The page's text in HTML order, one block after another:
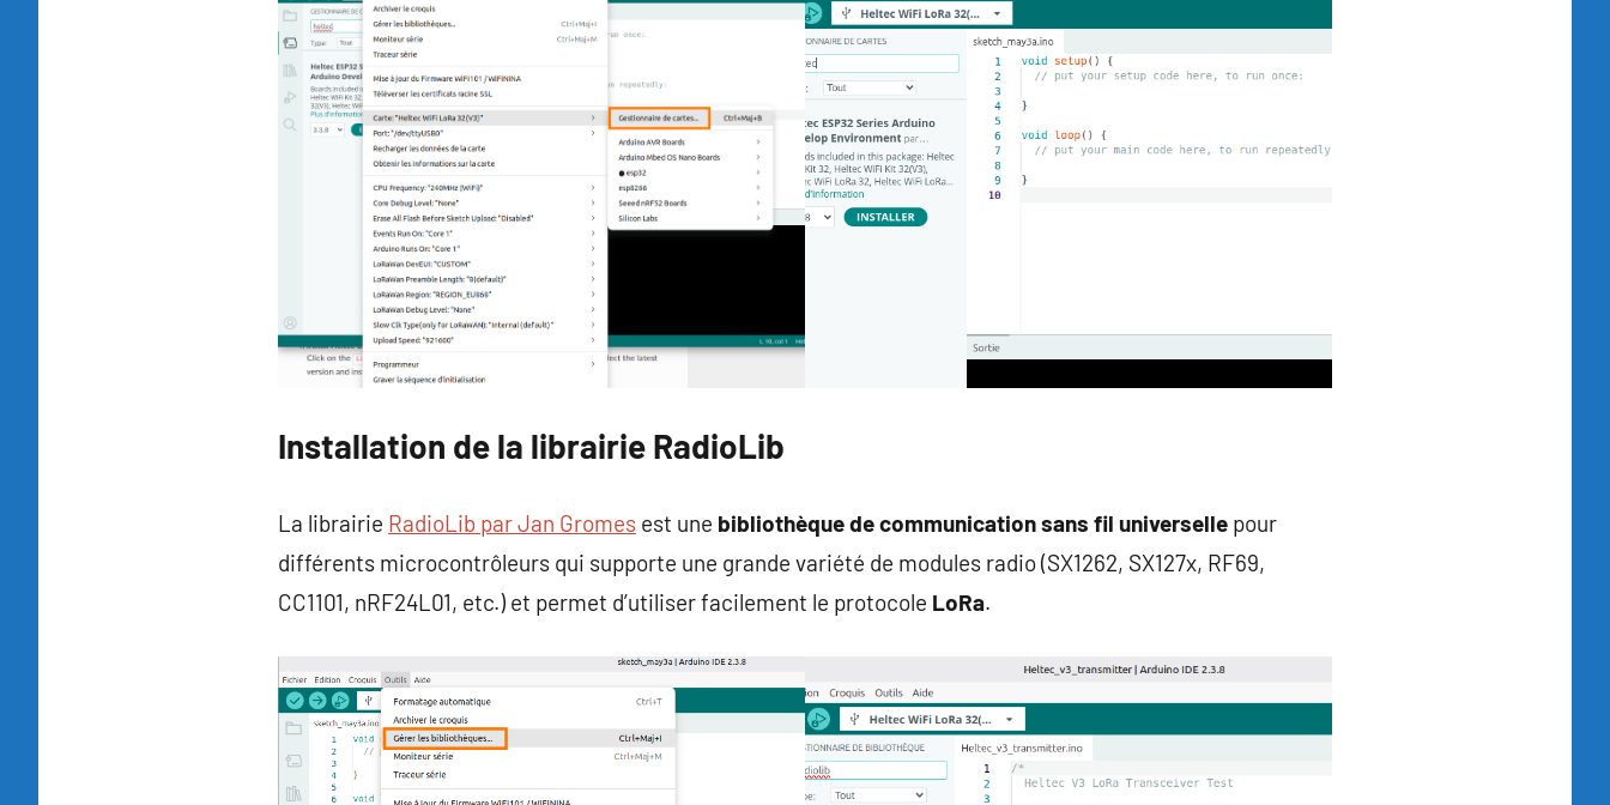
Installation de la librairie RadioLib
La librairie RadioLib par Jan Gromes est une bibliothèque de communication sans fil universelle pour
différents microcontrôleurs qui supporte une grande variété de modules radio (SX1262, SX127x, RF69,
CC1101, nRF24L01, etc.) et permet d’utiliser facilement le protocole LoRa.